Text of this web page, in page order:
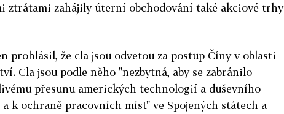
ztrátami zahájily úterní obchodování také akciové trhy
prohlásil, že cla jsou odvetou za postup Číny v oblasti
Cla jsou podle něho "nezbytná, aby se zabránilo
přesunu amerických technologií a duševního
k ochraně pracovních míst" ve Spojených státech a